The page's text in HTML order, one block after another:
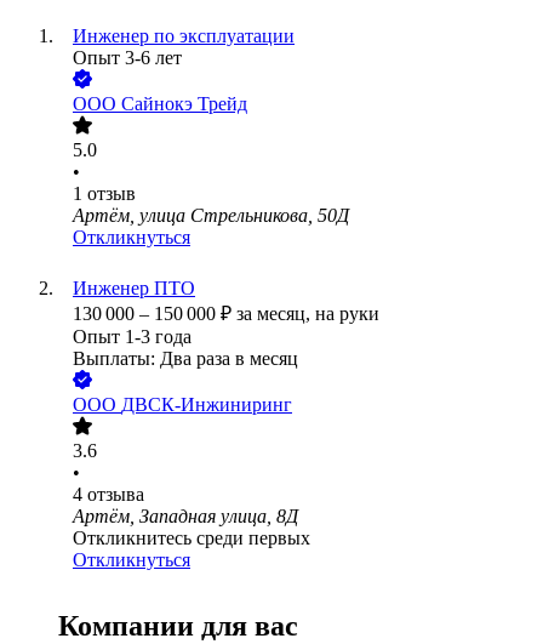
Инженер по эксплуатации
Опыт 3-6 лет
ООО Сайнокэ Трейд
5.0
•
1 отзыв
Артём, улица Стрельникова, 50Д
Откликнуться
Инженер ПТО
130 000 – 150 000 ₽ за месяц, на руки
Опыт 1-3 года
Выплаты: Два раза в месяц
ООО ДВСК-Инжиниринг
3.6
•
4 отзыва
Артём, Западная улица, 8Д
Откликнитесь среди первых
Откликнуться
Компании для вас